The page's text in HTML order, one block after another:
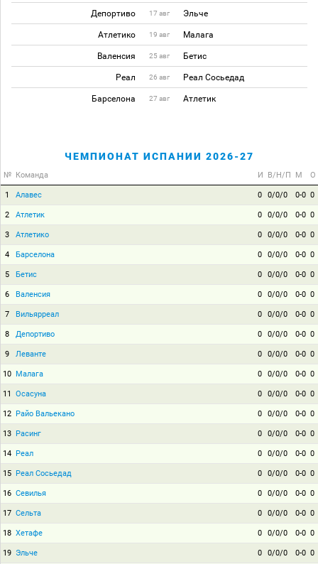
Депортиво 17 авг Эльче
Атлетико 19 авг Малага
Валенсия 25 авг Бетис
Реал 26 авг Реал Сосьедад
Барселона 27 авг Атлетик
ЧЕМПИОНАТ ИСПАНИИ 2026-27
№ Команда И В/Н/П М О
1 Алавес 0 0/0/0 0-0 0
2 Атлетик 0 0/0/0 0-0 0
3 Атлетико 0 0/0/0 0-0 0
4 Барселона 0 0/0/0 0-0 0
5 Бетис 0 0/0/0 0-0 0
6 Валенсия 0 0/0/0 0-0 0
7 Вильярреал 0 0/0/0 0-0 0
8 Депортиво 0 0/0/0 0-0 0
9 Леванте 0 0/0/0 0-0 0
10 Малага 0 0/0/0 0-0 0
11 Осасуна 0 0/0/0 0-0 0
12 Райо Вальекано 0 0/0/0 0-0 0
13 Расинг 0 0/0/0 0-0 0
14 Реал 0 0/0/0 0-0 0
15 Реал Сосьедад 0 0/0/0 0-0 0
16 Севилья 0 0/0/0 0-0 0
17 Сельта 0 0/0/0 0-0 0
18 Хетафе 0 0/0/0 0-0 0
19 Эльче 0 0/0/0 0-0 0